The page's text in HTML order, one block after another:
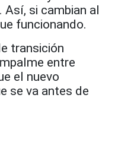
si cambian al
funcionando.
transición
entre
el nuevo
se va antes de